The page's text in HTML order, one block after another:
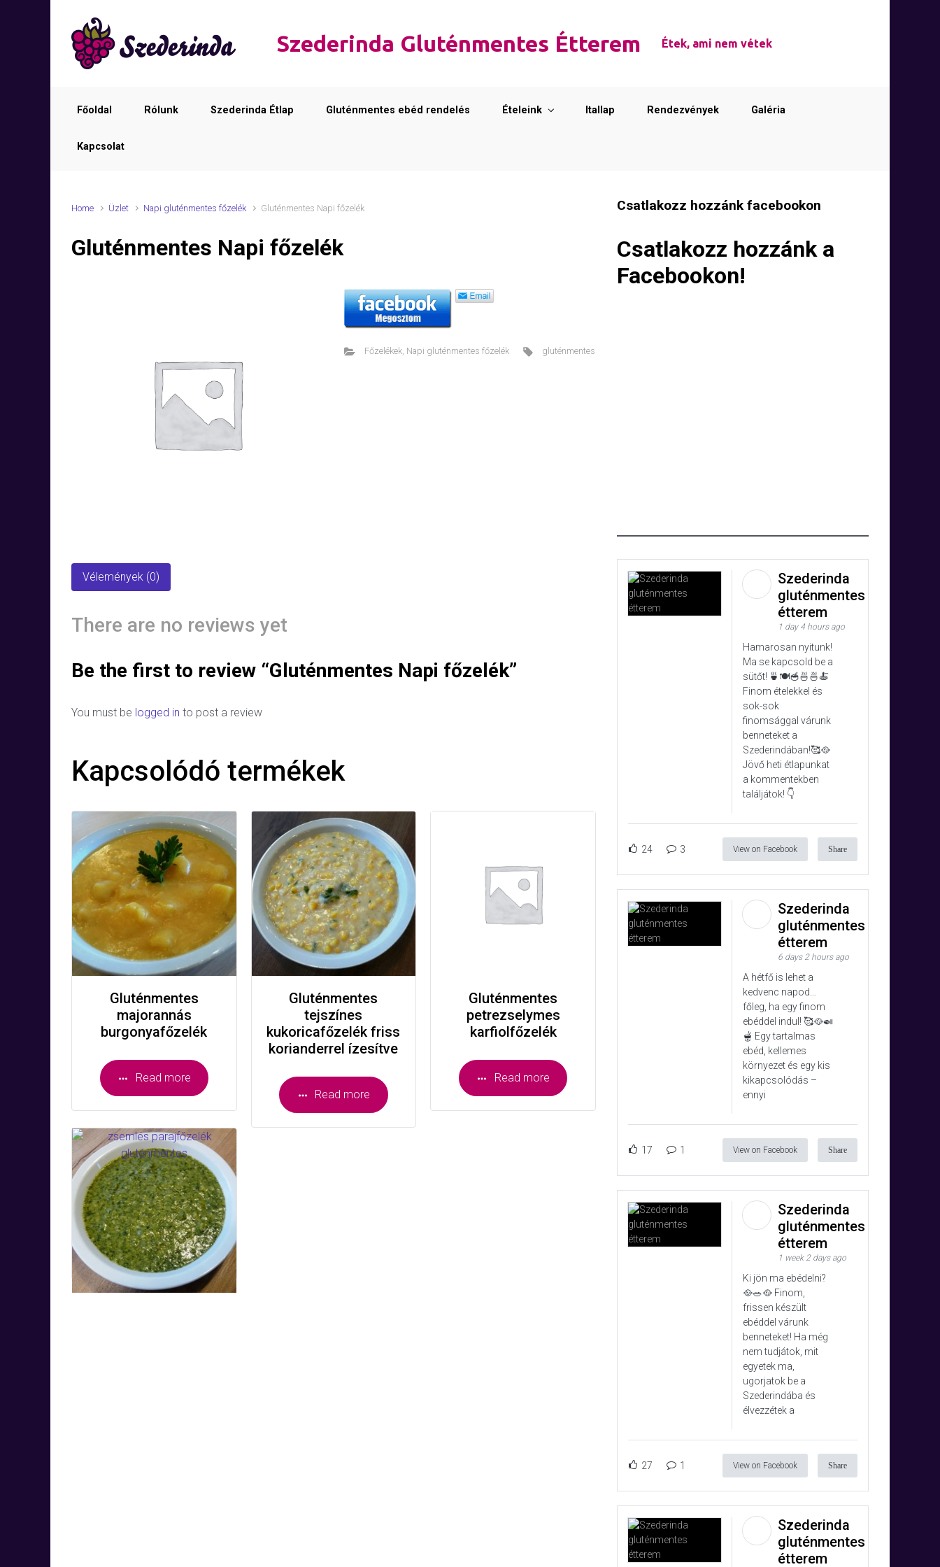
Szederinda Gluténmentes Étterem Étek, ami nem vétek
Főoldal Rólunk Szederinda Étlap Gluténmentes ebéd rendelés Ételeink Itallap Rendezvények Galéria
Kapcsolat
Home Üzlet Napi gluténmentes főzelék Gluténmentes Napi főzelék
Gluténmentes Napi főzelék
Főzelékek, Napi gluténmentes főzelék gluténmentes
Vélemények (0)
There are no reviews yet
Be the first to review “Gluténmentes Napi főzelék”
You must be logged in to post a review
Kapcsolódó termékek
Gluténmentes
majorannás
burgonyafőzelék
Read more
Gluténmentes
zsemlés parajfőzelék
Read more
Gluténmentes
tejszínes
kukoricafőzelék friss
korianderrel ízesítve
Read more
Gluténmentes
petrezselymes
karfiolfőzelék
Read more
Csatlakozz hozzánk facebookon
Csatlakozz hozzánk a
Facebookon!
Szederinda
gluténmentes
étterem
1 day 4 hours ago
Hamarosan nyitunk!
Ma se kapcsold be a
sütőt! 🍵🍽️🥣🍜🍜🍝
Finom ételekkel és
sok-sok
finomsággal várunk
benneteket a
Szederindában!🥰🥘
Jövő heti étlapunkat
a kommentekben
találjátok! 👇
24 3 View on Facebook Share
Szederinda
gluténmentes
étterem
6 days 2 hours ago
A hétfő is lehet a
kedvenc napod…
főleg, ha egy finom
ebéddel indul! 🥰🥘🍛
🫕 Egy tartalmas
ebéd, kellemes
környezet és egy kis
kikapcsolódás –
ennyi
17 1 View on Facebook Share
Szederinda
gluténmentes
étterem
1 week 2 days ago
Ki jön ma ebédelni?
🥘🥗🥘 Finom,
frissen készült
ebéddel várunk
benneteket! Ha még
nem tudjátok, mit
egyetek ma,
ugorjatok be a
Szederindába és
élvezzétek a
27 1 View on Facebook Share
Szederinda
gluténmentes
étterem